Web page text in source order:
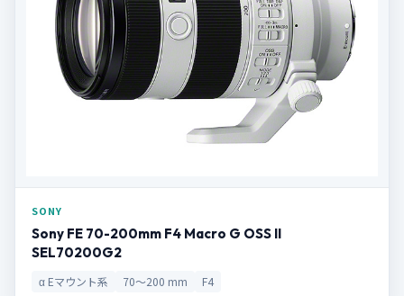
SONY
Sony FE 70-200mm F4 Macro G OSS II
SEL70200G2
α Eマウント系 70～200 mm F4